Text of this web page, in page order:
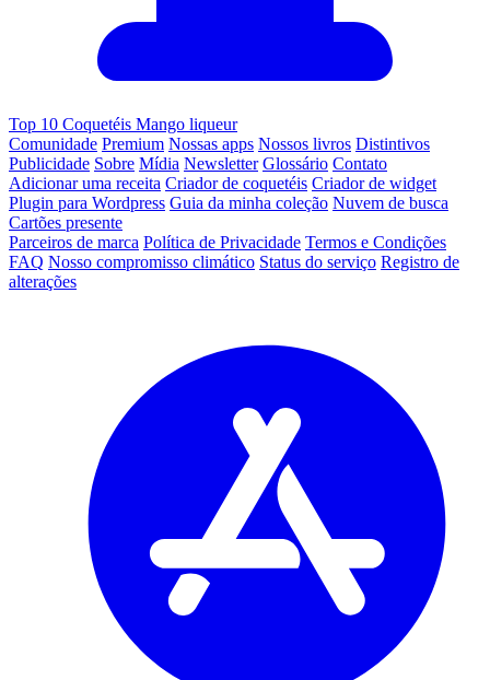
Top 10 Coquetéis Mango liqueur
Comunidade Premium Nossas apps Nossos livros Distintivos
Publicidade Sobre Mídia Newsletter Glossário Contato
Adicionar uma receita Criador de coquetéis Criador de widget
Plugin para Wordpress Guia da minha coleção Nuvem de busca
Cartões presente
Parceiros de marca Política de Privacidade Termos e Condições
FAQ Nosso compromisso climático Status do serviço Registro de
alterações